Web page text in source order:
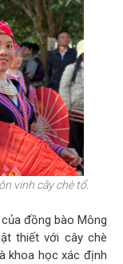
vinh cây chè tổ.
đồng bào Mông
thiết với cây chè
khoa học xác định